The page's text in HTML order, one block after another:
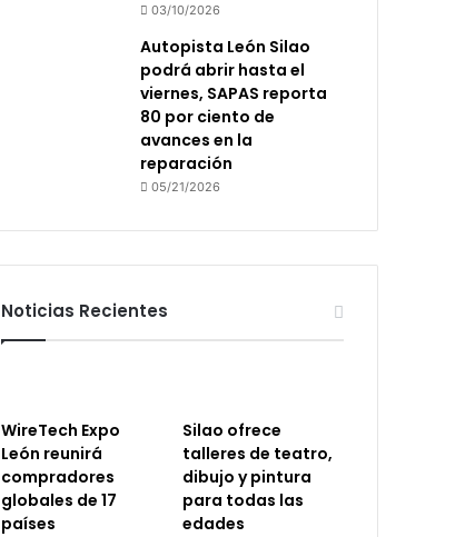
03/10/2026
Autopista León Silao
podrá abrir hasta el
viernes, SAPAS reporta
80 por ciento de
avances en la
reparación
05/21/2026
Noticias Recientes
WireTech Expo
León reunirá
compradores
globales de 17
países
Silao ofrece
talleres de teatro,
dibujo y pintura
para todas las
edades